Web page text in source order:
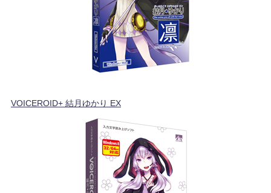
VOICEROID+ 結月ゆかり EX